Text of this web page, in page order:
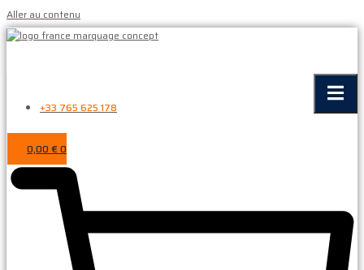
Aller au contenu
+33 765 625 178
0,00 €0